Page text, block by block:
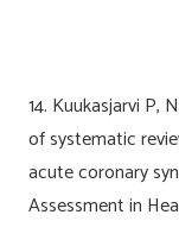
14. Kuukasjarvi P,
of systematic
acute coronary
Assessment in